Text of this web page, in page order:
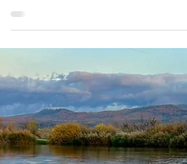
4. november je deň, kedy sa narodila moja stará
mama, mamina mama. Celé roky si to myslela a my
tiež. Keď som pátrala po predkoch v archívoch,
zistila som, že sa vlastne narodila 3. novembra –
lenže vtedy sa často do krstného listu zapisoval nie
dátum narodenia, ale dátum krstu. Novorodeniatka
totiž často umierali, a tak ich krstili hneď na druhý